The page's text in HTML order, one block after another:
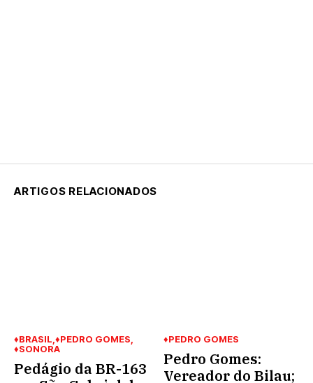
ARTIGOS RELACIONADOS
♦BRASIL ♦PEDRO GOMES
♦SONORA
Pedágio da BR-163
♦PEDRO GOMES
Pedro Gomes:
Vereador do Bilau;